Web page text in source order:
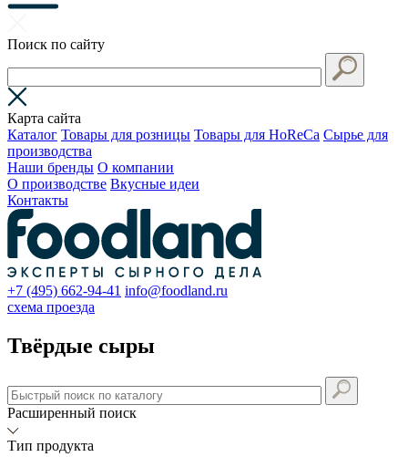
Поиск по сайту
Карта сайта
Каталог Товары для розницы Товары для HoReCa Сырье для
производства
Наши бренды О компании
О производстве Вкусные идеи
Контакты
+7 (495) 662-94-41 info@foodland.ru
схема проезда
Твёрдые сыры
Расширенный поиск
Тип продукта